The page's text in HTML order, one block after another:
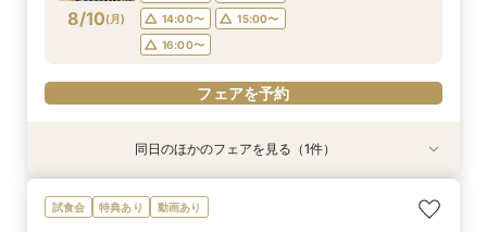
16:00〜
フェアを予約
フェアを予約
フェアを予約
18:00〜
フェアを予約
フェアを予約
8/10(月)
14:00〜
15:00〜
16:00〜
フェアを予約
特典あり
【6名様～少人数貸切OK】20名89万円～♪ご家
族＆ご友人様と過ごすアットホームウェディング
同日のほかのフェアを見る（1件）
試食会 特典あり 動画あり